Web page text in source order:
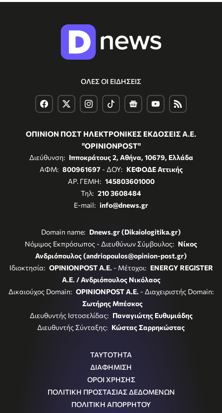
ΟΛΕΣ ΟΙ ΕΙΔΗΣΕΙΣ
ΟΠΙΝΙΟΝ ΠΟΣΤ ΗΛΕΚΤΡΟΝΙΚΕΣ ΕΚΔΟΣΕΙΣ Α.Ε.
"OPINIONPOST"
Διεύθυνση: Ιπποκράτους 2, Αθήνα, 10679, Ελλάδα
ΑΦΜ: 800961697- ΔΟΥ: ΚΕΦΟΔΕ Αττικής
ΑΡ. ΓΕΜΗ: 145803601000
Τηλ: 210 3608484
E-mail: info@dnews.gr
Domain name: Dnews.gr (Dikaiologitika.gr)
Νόμιμος Εκπρόσωπος - Διευθύνων Σύμβουλος: Νίκος
Ανδριόπουλος (andriopoulos@opinion-post.gr)
Ιδιοκτησία: OPINIONPOST A.E. - Μέτοχοι: ENERGY REGISTER
Α.Ε. / Ανδριόπουλος Νικόλαος
Δικαιούχος Domain: OPINIONPOST A.E. - Διαχειριστής Domain:
Σωτήρης Μπέσκος
Διευθυντής Ιστοσελίδας: Παναγιώτης Ευθυμιάδης
Διευθυντής Σύνταξης: Κώστας Σαρρηκώστας
ΤΑΥΤΟΤΗΤΑ
ΔΙΑΦΗΜΙΣΗ
ΟΡΟΙ ΧΡΗΣΗΣ
ΠΟΛΙΤΙΚΗ ΠΡΟΣΤΑΣΙΑΣ ΔΕΔΟΜΕΝΩΝ
ΠΟΛΙΤΙΚΗ ΑΠΟΡΡΗΤΟΥ